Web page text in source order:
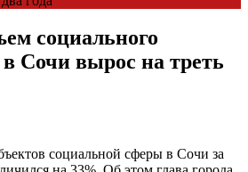
социального
в Сочи вырос на треть
социальной сферы в Сочи за